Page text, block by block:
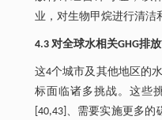
业，对生物甲烷进行清洁
4.3 对全球水相关GHG排
这4个城市及其他地区的
标面临诸多挑战。这些
[40,43]、需要实施更多